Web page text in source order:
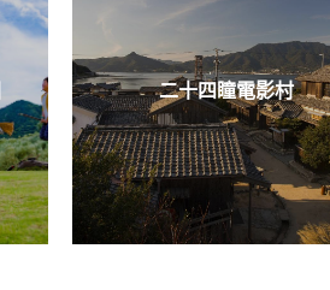
二十四瞳電影村